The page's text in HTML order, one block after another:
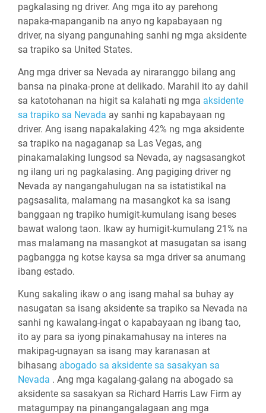
pagkalasing ng driver. Ang mga ito ay parehong
napaka-mapanganib na anyo ng kapabayaan ng
driver, na siyang pangunahing sanhi ng mga aksidente
sa trapiko sa United States.
Ang mga driver sa Nevada ay niraranggo bilang ang
bansa na pinaka-prone at delikado. Marahil ito ay dahil
sa katotohanan na higit sa kalahati ng mga aksidente
sa trapiko sa Nevada ay sanhi ng kapabayaan ng
driver. Ang isang napakalaking 42% ng mga aksidente
sa trapiko na nagaganap sa Las Vegas, ang
pinakamalaking lungsod sa Nevada, ay nagsasangkot
ng ilang uri ng pagkalasing. Ang pagiging driver ng
Nevada ay nangangahulugan na sa istatistikal na
pagsasalita, malamang na masangkot ka sa isang
banggaan ng trapiko humigit-kumulang isang beses
bawat walong taon. Ikaw ay humigit-kumulang 21% na
mas malamang na masangkot at masugatan sa isang
pagbangga ng kotse kaysa sa mga driver sa anumang
ibang estado.
Kung sakaling ikaw o ang isang mahal sa buhay ay
nasugatan sa isang aksidente sa trapiko sa Nevada na
sanhi ng kawalang-ingat o kapabayaan ng ibang tao,
ito ay para sa iyong pinakamahusay na interes na
makipag-ugnayan sa isang may karanasan at
bihasang abogado sa aksidente sa sasakyan sa
Nevada . Ang mga kagalang-galang na abogado sa
aksidente sa sasakyan sa Richard Harris Law Firm ay
matagumpay na pinangangalagaan ang mga